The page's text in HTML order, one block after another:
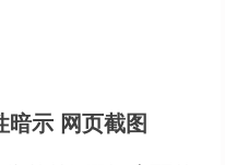
示 网页截图